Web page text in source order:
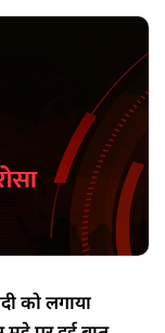
को लगाया